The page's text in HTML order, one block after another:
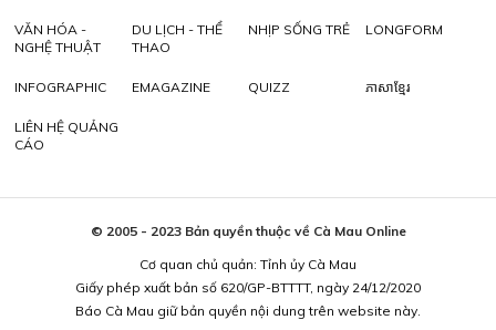
VĂN HÓA -
NGHỆ THUẬT
DU LỊCH - THỂ
THAO
NHỊP SỐNG TRẺ LONGFORM
INFOGRAPHIC EMAGAZINE QUIZZ ភាសាខ្មែរ
LIÊN HỆ QUẢNG
CÁO
© 2005 - 2023 Bản quyền thuộc về Cà Mau Online
Cơ quan chủ quản: Tỉnh ủy Cà Mau
Giấy phép xuất bản số 620/GP-BTTTT, ngày 24/12/2020
Báo Cà Mau giữ bản quyền nội dung trên website này.